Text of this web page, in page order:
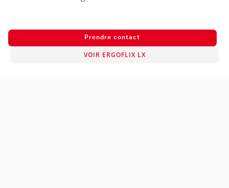
Prendre contact
VOIR ERGOFLIX LX